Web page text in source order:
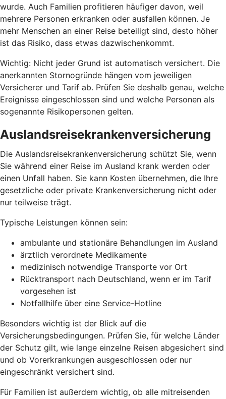
wurde. Auch Familien profitieren häufiger davon, weil
mehrere Personen erkranken oder ausfallen können. Je
mehr Menschen an einer Reise beteiligt sind, desto höher
ist das Risiko, dass etwas dazwischenkommt.
Wichtig: Nicht jeder Grund ist automatisch versichert. Die
anerkannten Stornogründe hängen vom jeweiligen
Versicherer und Tarif ab. Prüfen Sie deshalb genau, welche
Ereignisse eingeschlossen sind und welche Personen als
sogenannte Risikopersonen gelten.
Auslandsreisekrankenversicherung
Die Auslandsreisekrankenversicherung schützt Sie, wenn
Sie während einer Reise im Ausland krank werden oder
einen Unfall haben. Sie kann Kosten übernehmen, die Ihre
gesetzliche oder private Krankenversicherung nicht oder
nur teilweise trägt.
Typische Leistungen können sein:
ambulante und stationäre Behandlungen im Ausland
ärztlich verordnete Medikamente
medizinisch notwendige Transporte vor Ort
Rücktransport nach Deutschland, wenn er im Tarif
vorgesehen ist
Notfallhilfe über eine Service-Hotline
Besonders wichtig ist der Blick auf die
Versicherungsbedingungen. Prüfen Sie, für welche Länder
der Schutz gilt, wie lange einzelne Reisen abgesichert sind
und ob Vorerkrankungen ausgeschlossen oder nur
eingeschränkt versichert sind.
Für Familien ist außerdem wichtig, ob alle mitreisenden